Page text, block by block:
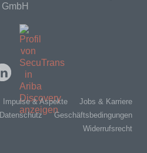
GmbH
Jobs & Karriere
Impulse & Aspekte
Geschäftsbedingungen
Datenschutz
Widerrufsrecht